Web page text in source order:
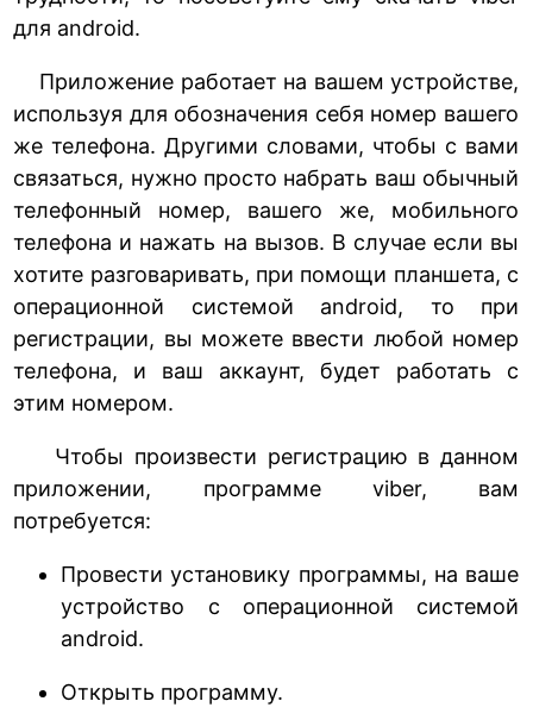
для android.
Приложение работает на вашем устройстве,
используя для обозначения себя номер вашего
же телефона. Другими словами, чтобы с вами
связаться, нужно просто набрать ваш обычный
телефонный номер, вашего же, мобильного
телефона и нажать на вызов. В случае если вы
хотите разговаривать, при помощи планшета, с
операционной системой android, то при
регистрации, вы можете ввести любой номер
телефона, и ваш аккаунт, будет работать с
этим номером.
Чтобы произвести регистрацию в данном
приложении, программе viber, вам
потребуется:
Провести установику программы, на ваше
устройство с операционной системой
android.
Открыть программу.